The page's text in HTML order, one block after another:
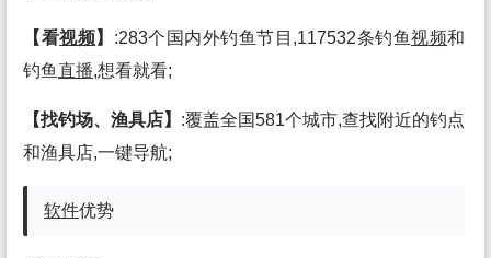
【看视频】 :283个国内外钓鱼节目,117532条钓鱼视频和
钓鱼直播,想看就看;
【找钓场、渔具店】 :覆盖全国581个城市,查找附近的钓点
和渔具店,一键导航;
软件优势